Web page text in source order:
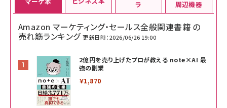
Amazon マーケティング・セールス全般関連書籍 の
売れ筋ランキング 更新日時：2026/06/26 19:00
2億円を売り上げたプロが教える note×AI 最
強の副業
￥1,870
ラ 周辺機器